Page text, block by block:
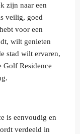
zijn naar een
veilig, goed
voor een
wilt genieten
stad wilt ervaren,
Golf Residence
is eenvoudig en
verdeeld in